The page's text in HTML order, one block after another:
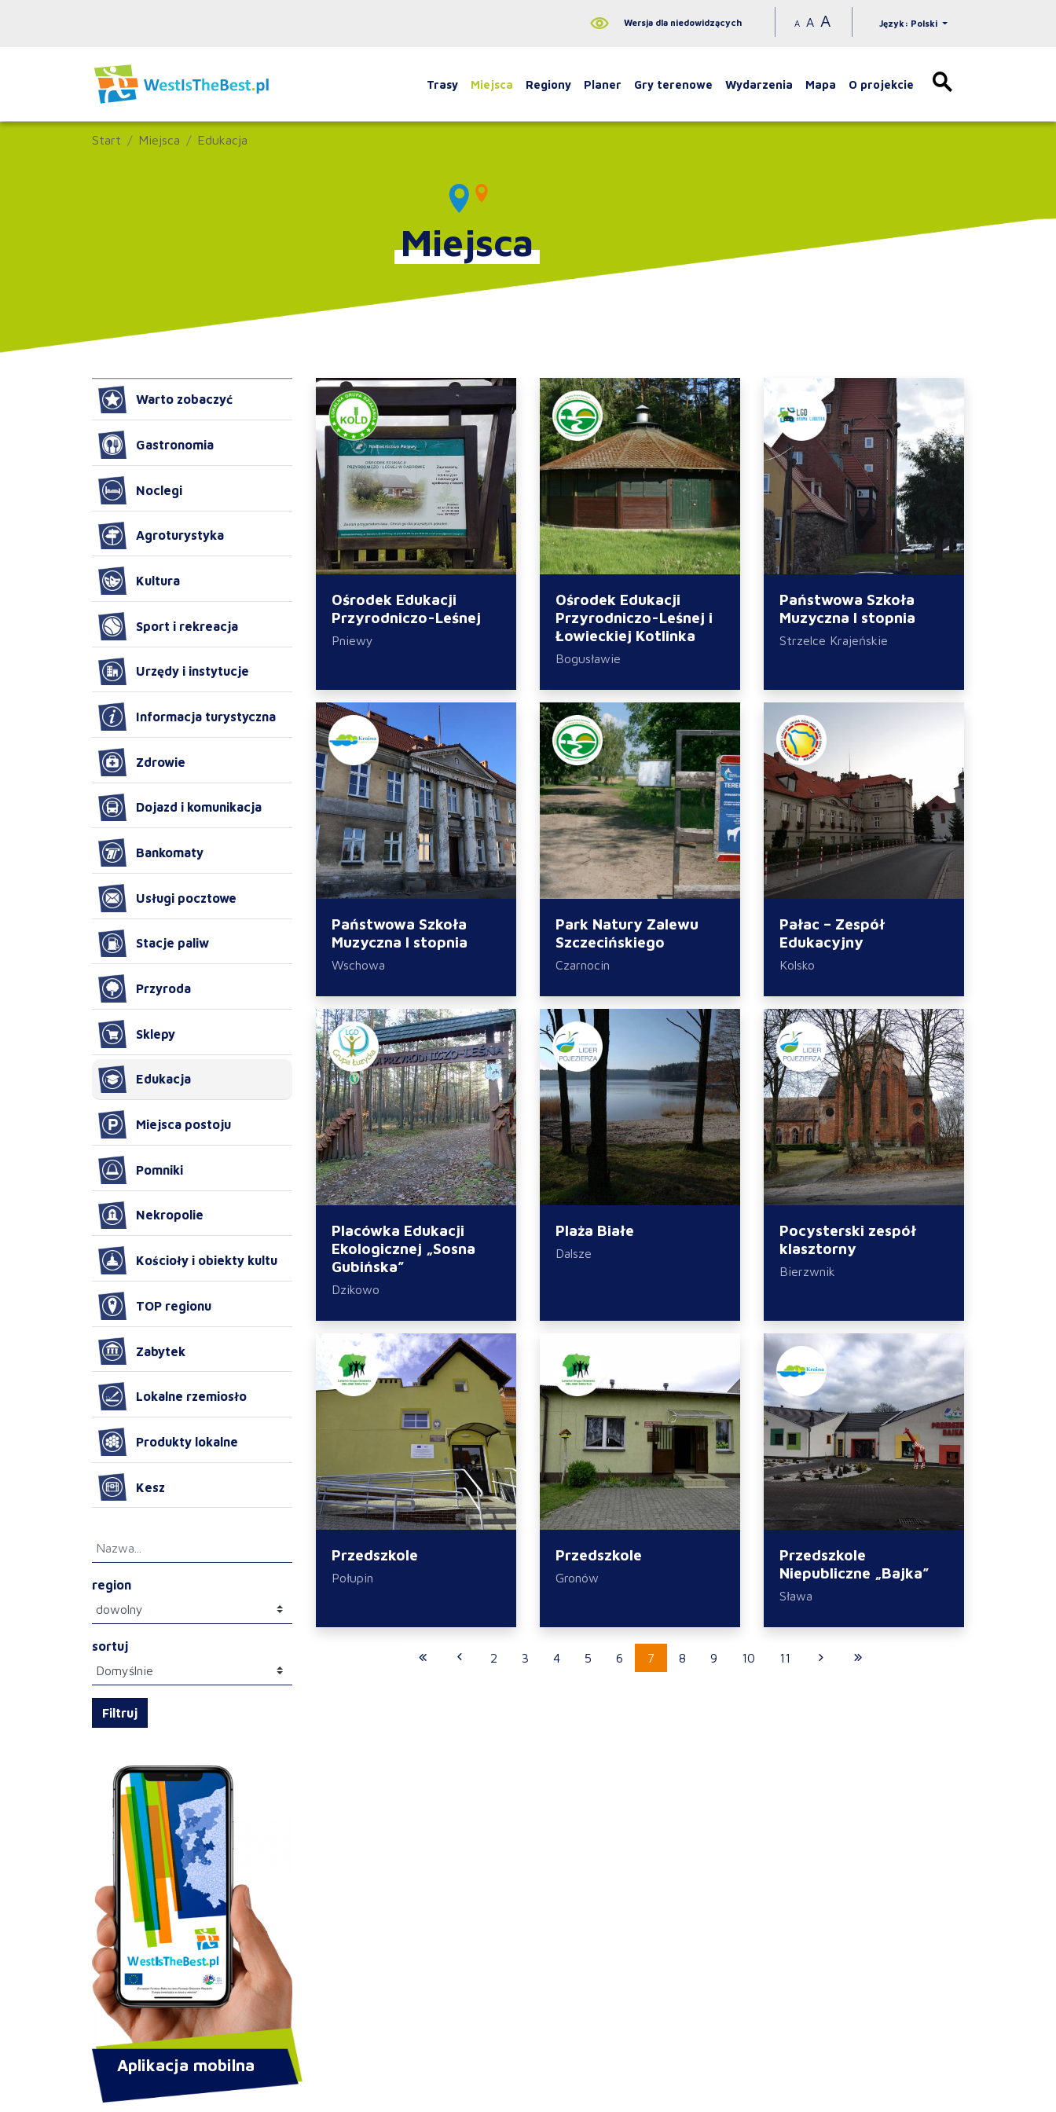
Wersja dla niedowidzących A A A Język: Polski
Trasy Miejsca Regiony Planer Gry terenowe Wydarzenia Mapa O projekcie
Start Miejsca Edukacja
Miejsca
Ośrodek Edukacji
Przyrodniczo-Leśnej
Pniewy
Ośrodek Edukacji
Przyrodniczo-Leśnej i
Łowieckiej Kotlinka
Bogusławie
Państwowa Szkoła
Muzyczna I stopnia
Strzelce Krajeńskie
Państwowa Szkoła
Muzyczna I stopnia
Wschowa
Park Natury Zalewu
Szczecińskiego
Czarnocin
Pałac – Zespół
Edukacyjny
Kolsko
Placówka Edukacji
Ekologicznej „Sosna
Gubińska”
Dzikowo
Plaża Białe
Dalsze
Pocysterski zespół
klasztorny
Bierzwnik
Przedszkole
Połupin
Przedszkole
Gronów
Przedszkole
Niepubliczne „Bajka”
Sława
2 3 4 5 6 7 8 9 10 11
Warto zobaczyć
Gastronomia
Noclegi
Agroturystyka
Kultura
Sport i rekreacja
Urzędy i instytucje
Informacja turystyczna
Zdrowie
Dojazd i komunikacja
Bankomaty
Usługi pocztowe
Stacje paliw
Przyroda
Sklepy
Edukacja
Miejsca postoju
Pomniki
Nekropolie
Kościoły i obiekty kultu
TOP regionu
Zabytek
Lokalne rzemiosło
Produkty lokalne
Kesz
region
sortuj
Filtruj
Aplikacja mobilna